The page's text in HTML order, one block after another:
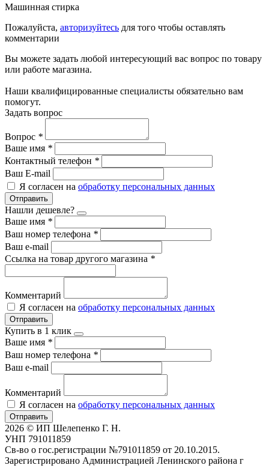
Машинная стирка
Пожалуйста, авторизуйтесь для того чтобы оставлять
комментарии
Вы можете задать любой интересующий вас вопрос по товару
или работе магазина.
Наши квалифицированные специалисты обязательно вам
помогут.
Задать вопрос
Вопрос *
Ваше имя *
Контактный телефон *
Ваш E-mail
Я согласен на обработку персональных данных
Отправить
Нашли дешевле?
Ваше имя *
Ваш номер телефона *
Ваш e-mail
Ссылка на товар другого магазина *
Комментарий
Я согласен на обработку персональных данных
Отправить
Купить в 1 клик
Ваше имя *
Ваш номер телефона *
Ваш e-mail
Комментарий
Я согласен на обработку персональных данных
Отправить
2026 © ИП Шелепенко Г. Н.
УНП 791011859
Св-во о гос.регистрации №791011859 от 20.10.2015.
Зарегистрировано Администрацией Ленинского района г